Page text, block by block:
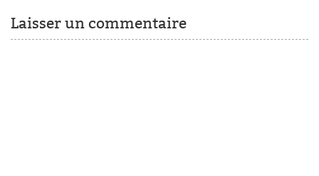
Laisser un commentaire